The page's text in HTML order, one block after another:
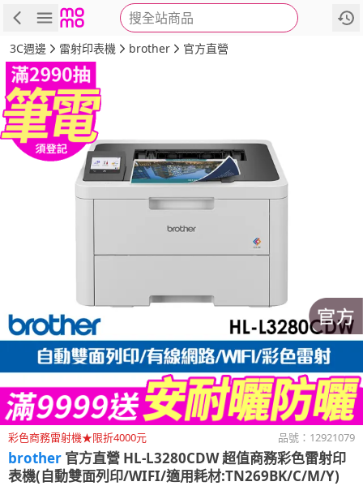
搜全站商品
商品 評價 詳情
3C週邊 雷射印表機 brother 官方直營
彩色商務雷射機★限折4000元 品號： 12921079
brother 官方直營 HL-L3280CDW 超值商務彩色雷射印
表機(自動雙面列印/WIFI/適用耗材:TN269BK/C/M/Y)